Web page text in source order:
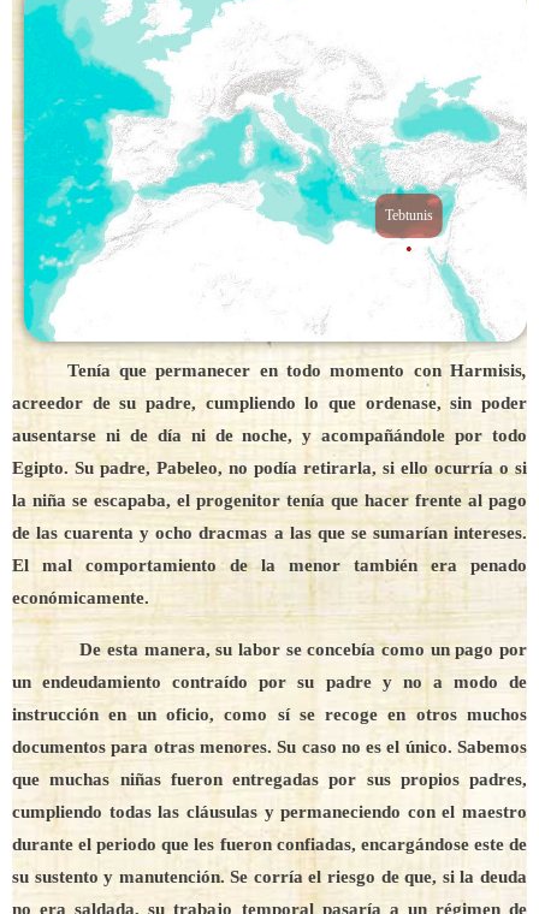
Tebtunis
Tenía que permanecer en todo momento con Harmisis,
acreedor de su padre, cumpliendo lo que ordenase, sin poder
ausentarse ni de día ni de noche, y acompañándole por todo
Egipto. Su padre, Pabeleo, no podía retirarla, si ello ocurría o si
la niña se escapaba, el progenitor tenía que hacer frente al pago
de las cuarenta y ocho dracmas a las que se sumarían intereses.
El mal comportamiento de la menor también era penado
económicamente.
De esta manera, su labor se concebía como un pago por
un endeudamiento contraído por su padre y no a modo de
instrucción en un oficio, como sí se recoge en otros muchos
documentos para otras menores. Su caso no es el único. Sabemos
que muchas niñas fueron entregadas por sus propios padres,
cumpliendo todas las cláusulas y permaneciendo con el maestro
durante el periodo que les fueron confiadas, encargándose este de
su sustento y manutención. Se corría el riesgo de que, si la deuda
no era saldada, su trabajo temporal pasaría a un régimen de